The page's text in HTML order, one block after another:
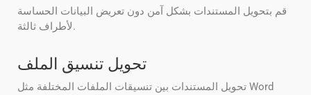
قم بتحويل المستندات بشكل آمن دون تعريض البيانات الحساسة
لأطراف ثالثة.
تحويل تنسيق الملف
تحويل المستندات بين تنسيقات الملفات المختلفة مثل Word